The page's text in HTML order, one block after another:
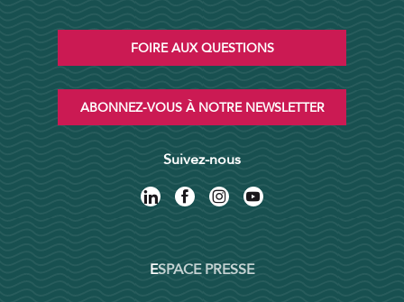
FOIRE AUX QUESTIONS
ABONNEZ-VOUS À NOTRE NEWSLETTER
Suivez-nous
ESPACE PRESSE